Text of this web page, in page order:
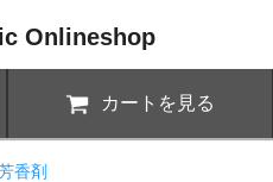
Onlineshop
カートを見る
香剤